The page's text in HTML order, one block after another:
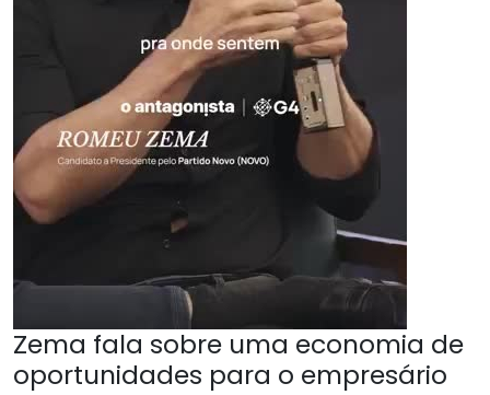
Zema fala sobre uma economia de
oportunidades para o empresário